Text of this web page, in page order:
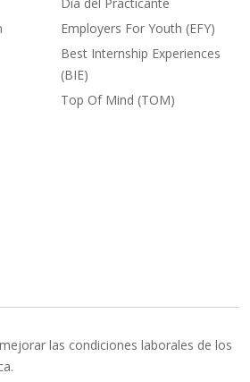
Employers For Youth (EFY)
Best Internship Experiences
(BIE)
Top Of Mind (TOM)
las condiciones laborales de los